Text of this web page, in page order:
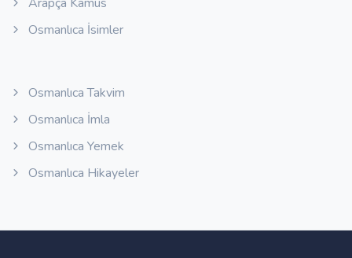
Osmanlıca İsimler
Osmanlıca Takvim
Osmanlıca İmla
Osmanlıca Yemek
Osmanlıca Hikayeler